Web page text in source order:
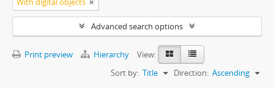
Advanced search options
Print preview Hierarchy
View:
Sort by: Title Direction: Ascending